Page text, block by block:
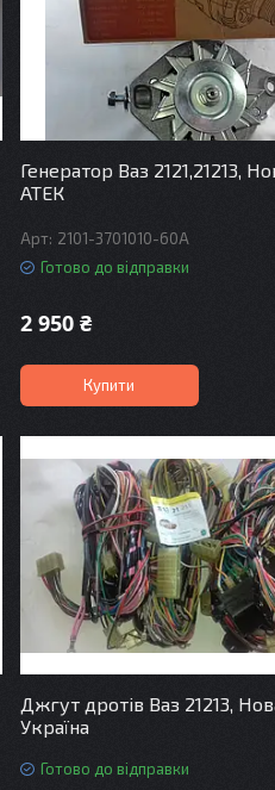
Генератор Ваз 2121,21213,
АТЕК
2101-3701010-60А
Готово до відправки
2 950 ₴
Купити
Джгут дротів Ваз 21213,
Україна
Готово до відправки